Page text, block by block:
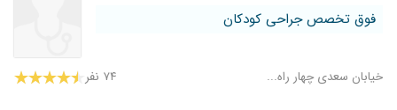
فوق تخصص جراحی کودکان
خیابان سعدی چهار راه... ۷۴ نفر